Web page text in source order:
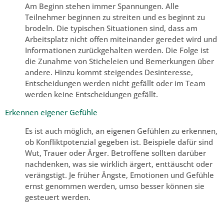
Am Beginn stehen immer Spannungen. Alle
Teilnehmer beginnen zu streiten und es beginnt zu
brodeln. Die typischen Situationen sind, dass am
Arbeitsplatz nicht offen miteinander geredet wird und
Informationen zurückgehalten werden. Die Folge ist
die Zunahme von Sticheleien und Bemerkungen über
andere. Hinzu kommt steigendes Desinteresse,
Entscheidungen werden nicht gefällt oder im Team
werden keine Entscheidungen gefällt.
Erkennen eigener Gefühle
Es ist auch möglich, an eigenen Gefühlen zu erkennen,
ob Konfliktpotenzial gegeben ist. Beispiele dafür sind
Wut, Trauer oder Ärger. Betroffene sollten darüber
nachdenken, was sie wirklich ärgert, enttäuscht oder
verängstigt. Je früher Ängste, Emotionen und Gefühle
ernst genommen werden, umso besser können sie
gesteuert werden.